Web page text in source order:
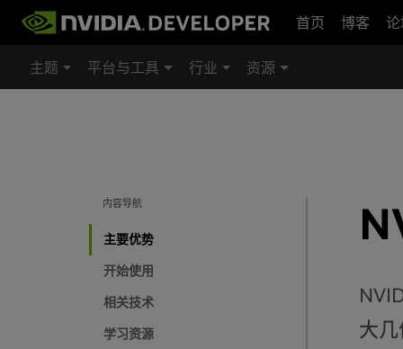
首页 博客
主题 平台与工具 行业 资源
内容导航
主要优势
开始使用
相关技术
学习资源
大